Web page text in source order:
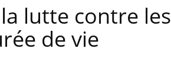
lutte contre les
de vie